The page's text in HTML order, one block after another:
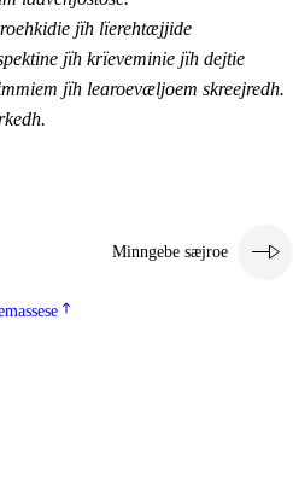
jïh lïerehtæjjide
jïh krïeveminie jïh dejtie
jïh learoevæljoem skreejredh.
Minngebe sæjroe